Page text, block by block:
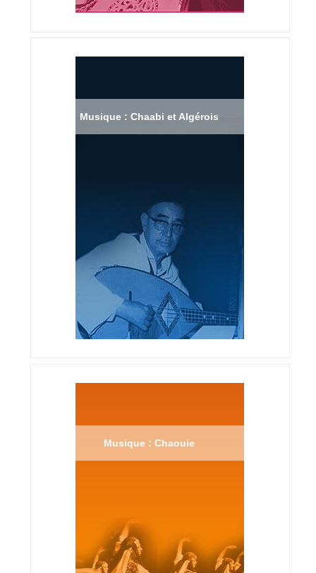
Musique : Chaabi et Algérois
Musique : Chaouie